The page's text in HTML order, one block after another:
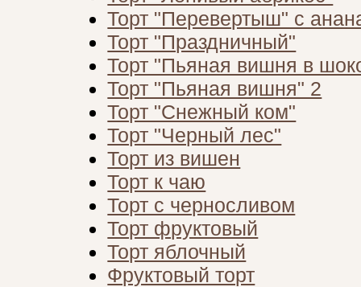
Торт "Перевертыш" с
Торт "Праздничный"
Торт "Пьяная вишня в
Торт "Пьяная вишня" 2
Торт "Снежный ком"
Торт "Черный лес"
Торт из вишен
Торт к чаю
Торт с черносливом
Торт фруктовый
Торт яблочный
Фруктовый торт